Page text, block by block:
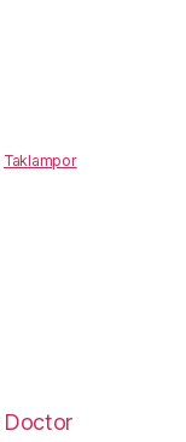
Taklampor